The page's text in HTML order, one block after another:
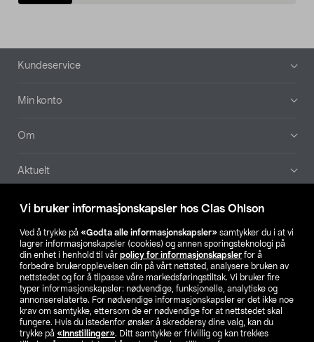
Vi bruker informasjonskapsler hos Clas Ohlson
Ved å trykke på «Godta alle informasjonskapsler» samtykker du i at vi
lagrer informasjonskapsler (cookies) og annen sporingsteknologi på
din enhet i henhold til vår policy for informasjonskapsler for å
forbedre brukeropplevelsen din på vårt nettsted, analysere bruken av
nettstedet og for å tilpasse våre markedsføringstiltak. Vi bruker fire
typer informasjonskapsler: nødvendige, funksjonelle, analytiske og
annonserelaterte. For nødvendige informasjonskapsler er det ikke noe
krav om samtykke, ettersom de er nødvendige for at nettstedet skal
fungere. Hvis du istedenfor ønsker å skreddersy dine valg, kan du
trykke på «Innstillinger». Ditt samtykke er frivillig og kan trekkes
Bunntekst
Kundeservice
Min konto
Om
Aktuelt
Våre selskaper
Finn din butikk
SE NO FI